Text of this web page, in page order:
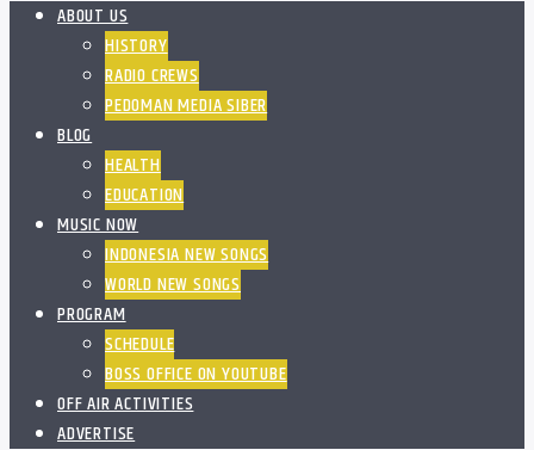
ABOUT US
HISTORY
RADIO CREWS
PEDOMAN MEDIA SIBER
BLOG
HEALTH
EDUCATION
MUSIC NOW
INDONESIA NEW SONGS
WORLD NEW SONGS
PROGRAM
SCHEDULE
BOSS OFFICE ON YOUTUBE
OFF AIR ACTIVITIES
ADVERTISE